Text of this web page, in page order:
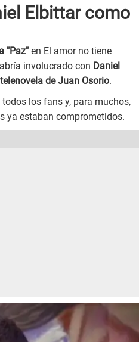
Elbittar como
"Paz" en El amor no tiene
involucrado con Daniel
telenovela de Juan Osorio.
los fans y, para muchos,
ya estaban comprometidos.